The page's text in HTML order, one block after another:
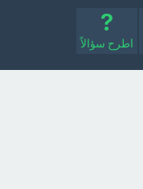
اطرح سؤالاً